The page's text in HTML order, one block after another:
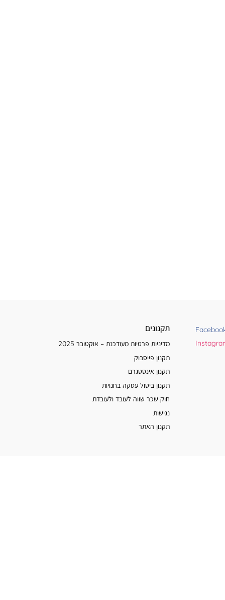
תקנונים
מדיניות פרטיות מעודכנת – אוקטובר 2025
תקנון פייסבוק
תקנון אינסטגרם
תקנון ביטול עסקה בחנויות
חוק שכר שווה לעובד ולעובדת
נגישות
תקנון האתר